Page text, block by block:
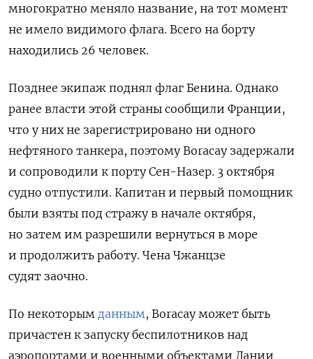
многократно меняло название, на тот момент
не имело видимого флага. Всего на борту
находились 26 человек.
Позднее экипаж поднял флаг Бенина. Однако
ранее власти этой страны сообщили Франции,
что у них не зарегистрировано ни одного
нефтяного танкера, поэтому Boracay задержали
и сопроводили к порту Сен-Назер. 3 октября
судно отпустили. Капитан и первый помощник
были взяты под стражу в начале октября,
но затем им разрешили вернуться в море
и продолжить работу. Чена Чжанцзе
судят заочно.
По некоторым данным, Boracay может быть
причастен к запуску беспилотников над
аэропортами и военными объектами Дании